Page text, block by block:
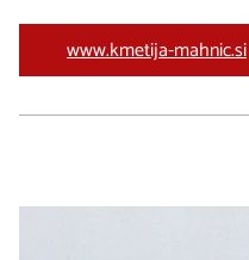
www.kmetija-mahnic.si